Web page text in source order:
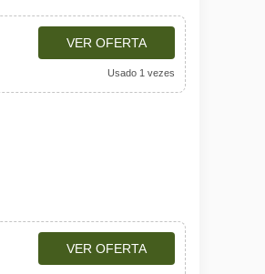
VER OFERTA
Usado 1 vezes
VER OFERTA